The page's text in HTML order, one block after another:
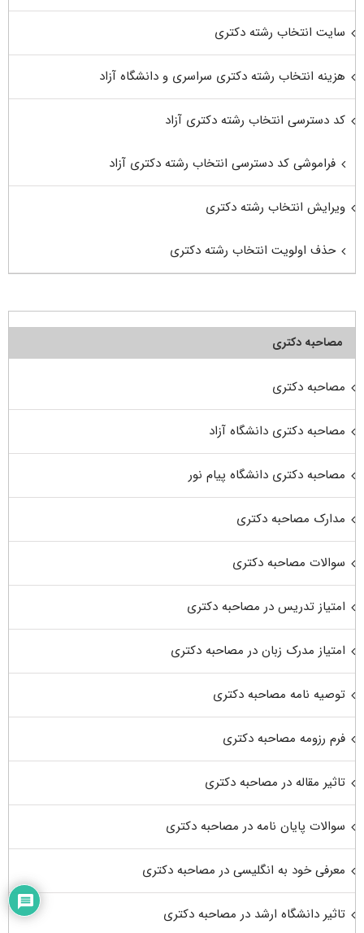
سایت انتخاب رشته دکتری
هزینه انتخاب رشته دکتری سراسری و دانشگاه آزاد
کد دسترسی انتخاب رشته دکتری آزاد
فراموشی کد دسترسی انتخاب رشته دکتری آزاد
ویرایش انتخاب رشته دکتری
حذف اولویت انتخاب رشته دکتری
مصاحبه دکتری
مصاحبه دکتری
مصاحبه دکتری دانشگاه آزاد
مصاحبه دکتری دانشگاه پیام نور
مدارک مصاحبه دکتری
سوالات مصاحبه دکتری
امتیاز تدریس در مصاحبه دکتری
امتیاز مدرک زبان در مصاحبه دکتری
توصیه نامه مصاحبه دکتری
فرم رزومه مصاحبه دکتری
تاثیر مقاله در مصاحبه دکتری
سوالات پایان نامه در مصاحبه دکتری
معرفی خود به انگلیسی در مصاحبه دکتری
تاثیر دانشگاه ارشد در مصاحبه دکتری